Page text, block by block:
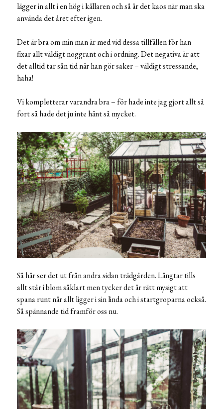
lägger in allt i en hög i källaren och så är det kaos när man ska
använda det året efter igen.
Det är bra om min man är med vid dessa tillfällen för han
fixar allt väldigt noggrant och i ordning. Det negativa är att
det alltid tar sån tid när han gör saker – väldigt stressande,
haha!
Vi kompletterar varandra bra – för hade inte jag gjort allt så
fort så hade det ju inte hänt så mycket.
Så här ser det ut från andra sidan trädgården. Längtar tills
allt står i blom såklart men tycker det är rätt mysigt att
spana runt när allt ligger i sin linda och i startgroparna också.
Så spännande tid framför oss nu.